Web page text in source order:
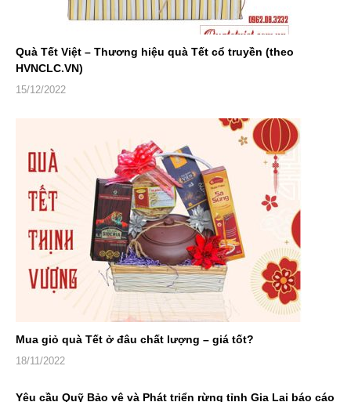
Quà Tết Việt – Thương hiệu quà Tết cổ truyền (theo
HVNCLC.VN)
15/12/2022
Mua giỏ quà Tết ở đâu chất lượng – giá tốt?
18/11/2022
Yêu cầu Quỹ Bảo vệ và Phát triển rừng tỉnh Gia Lai báo cáo